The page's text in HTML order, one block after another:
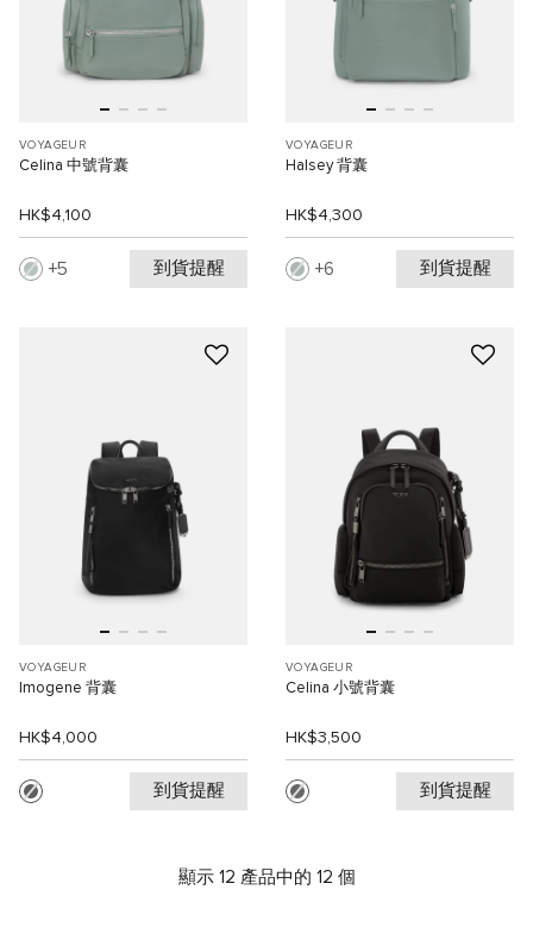
VOYAGEUR
Celina 中號背囊
HK$4,100
5 到貨提醒
VOYAGEUR
Halsey 背囊
HK$4,300
6 到貨提醒
VOYAGEUR
Imogene 背囊
HK$4,000
到貨提醒
VOYAGEUR
Celina 小號背囊
HK$3,500
到貨提醒
顯示 12 產品中的 12 個